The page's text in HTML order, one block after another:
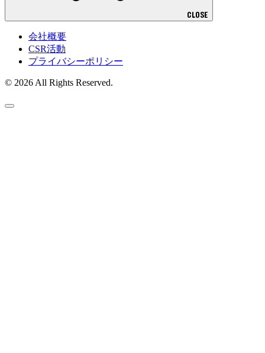
CLOSE
会社概要
CSR活動
プライバシーポリシー
© 2026 All Rights Reserved.